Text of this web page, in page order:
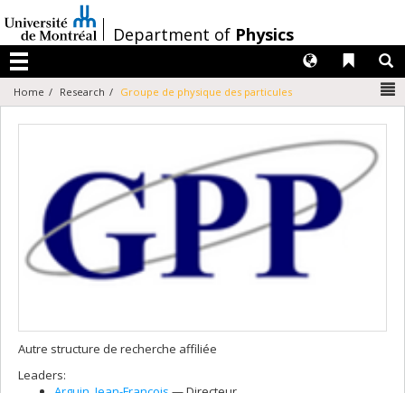
au
contenu
/Department of Physics
Menu
Liens
Langues
Home Research Groupe de physique des particules
Autre structure de recherche affiliée
Leaders: